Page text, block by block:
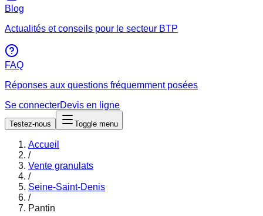
Blog
Actualités et conseils pour le secteur BTP
FAQ
Réponses aux questions fréquemment posées
Se connecterDevis en ligne
Testez-nous Toggle menu
Accueil
/
Vente granulats
/
Seine-Saint-Denis
/
Pantin